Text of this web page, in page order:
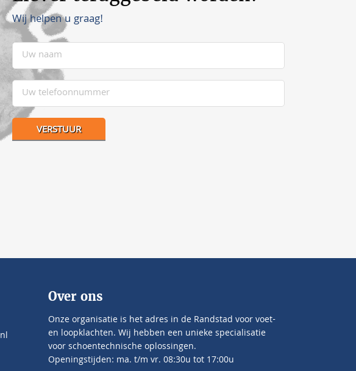
Wij helpen u graag!
Over ons
Onze organisatie is het adres in de Randstad voor voet-
en loopklachten. Wij hebben een unieke specialisatie
voor schoentechnische oplossingen.
Openingstijden: ma. t/m vr. 08:30u tot 17:00u